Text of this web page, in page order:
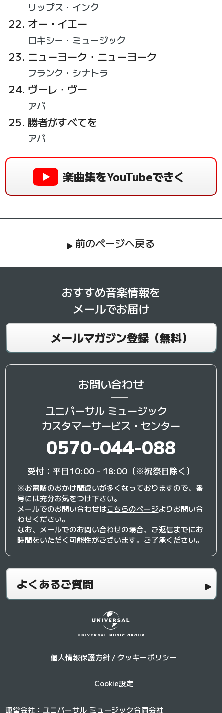
リップス・インク
オー・イエー
ロキシー・ミュージック
ニューヨーク・ニューヨーク
フランク・シナトラ
ヴーレ・ヴー
アバ
勝者がすべてを
アバ
楽曲集をYouTubeできく
前のページへ戻る
おすすめ音楽情報を
メールでお届け
メールマガジン登録（無料）
お問い合わせ
ユニバーサル ミュージック
カスタマーサービス・センター
0570-044-088
受付：平日10:00 - 18:00（※祝祭日除く）
※お電話のおかけ間違いが多くなっておりますので、番
号には充分お気をつけ下さい。
メールでのお問い合わせはこちらのページよりお問い合
わせください。
なお、メールでのお問い合わせの場合、ご返信までにお
時間をいただく可能性がございます。ご了承ください。
よくあるご質問
個人情報保護方針 / クッキーポリシー
Cookie設定
運営会社：ユニバーサル ミュージック合同会社